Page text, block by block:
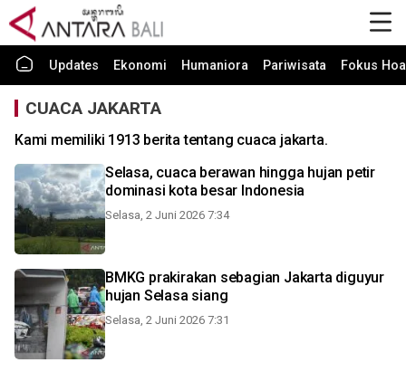
Updates Ekonomi Humaniora Pariwisata Fokus
CUACA JAKARTA
Kami memiliki 1913 berita tentang cuaca jakarta.
Selasa, cuaca berawan hingga hujan petir
dominasi kota besar Indonesia
Selasa, 2 Juni 2026 7:34
BMKG prakirakan sebagian Jakarta diguyur
hujan Selasa siang
Selasa, 2 Juni 2026 7:31